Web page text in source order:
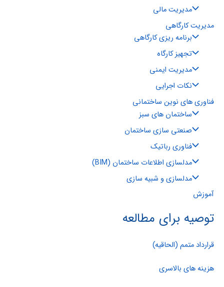
مدیریت مالی
مدیریت کارگاهی
برنامه ریزی کارگاهی
تجهیز کارگاه
مدیریت ایمنی
نکات اجرایی
فناوری های نوین ساختمانی
ساختمان های سبز
صنعتی سازی ساختمان
فناوری رباتیک
مدلسازی اطلاعات ساختمان (BIM)
مدلسازی و شبیه سازی
آموزش
توصیه برای مطالعه
قرارداد متمم (الحاقیه)
هزینه های بالاسری